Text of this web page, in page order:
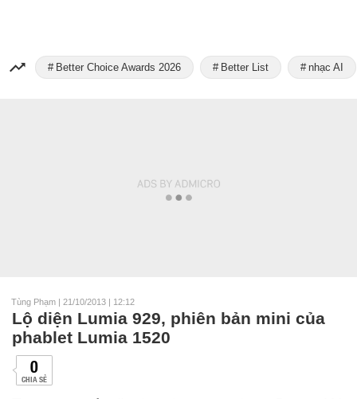
Better Choice Awards 2026 Better List nhạc AI
Tùng Phạm | 21/10/2013 | 12:12
Lộ diện Lumia 929, phiên bản mini của
phablet Lumia 1520
0
CHIA SẺ